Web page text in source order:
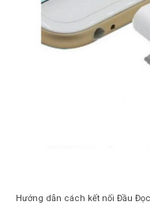
Hướng dẫn cách kết nối Đầu